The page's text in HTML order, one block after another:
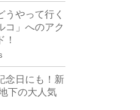
うやって行く
コ」へのアク
！
念日にも！新
下の大人気